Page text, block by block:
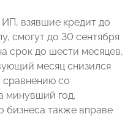
взявшие кредит до
смогут до 30 сентября
срок до шести месяцев,
месяц снизился
сравнению со
минувший год.
бизнеса также вправе